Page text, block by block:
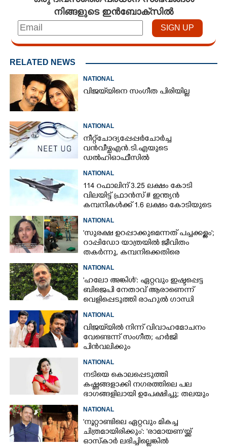
നിങ്ങളുടെ ഇൻബോക്സിൽ
RELATED NEWS
NATIONAL
വിജയ്‌യിനെ സംഗീത പിരിയില്ല
NATIONAL
നീറ്റ് ചോദ്യപ്പേപ്പർ ചോർച്ച
വൻവീഴ്ച എൻ.ടി.എയുടെ
ഡൽഹി ഓഫീസിൽ
NATIONAL
114 റഫാലിന് 3.25 ലക്ഷം കോടി
വിലയിട്ട് ഫ്രാൻസ് # ഇന്ത്യൻ
കമ്പനികൾക്ക് 1.6 ലക്ഷം കോടിയുടെ
NATIONAL
'സുരക്ഷ ഉറപ്പാക്കുമെന്നത് പച്ചക്കള്ളം';
റാപ്പിഡോ യാത്രയിൽ ജീവിതം
തകർന്നു, കമ്പനിക്കെതിരെ
NATIONAL
'ഹലോ അങ്കിൾ': ഏറ്റവും ഇഷ്ടപ്പെട്ട
ബിജെപി നേതാവ് ആരാണെന്ന്
വെളിപ്പെടുത്തി രാഹുൽ ഗാന്ധി
NATIONAL
വിജയ്‌യിൽ നിന്ന് വിവാഹമോചനം
വേണ്ടെന്ന് സംഗീത; ഹർജി
പിൻവലിക്കും
NATIONAL
നടിയെ കൊലപ്പെടുത്തി
കഷ്ണങ്ങളാക്കി നഗരത്തിലെ പല
ഭാഗങ്ങളിലായി ഉപേക്ഷിച്ചു; തലയും
NATIONAL
'നൂറ്റാണ്ടിലെ ഏറ്റവും മികച്ച
ചിത്രമായിരിക്കും': 'രാമായണ'യ്ക്ക്
ഓസ്കാ‌ർ ലഭിച്ചില്ലെങ്കിൽ